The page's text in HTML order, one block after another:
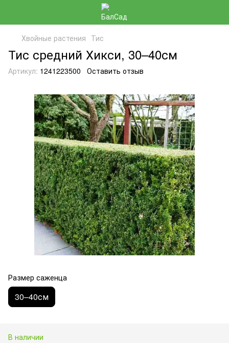
Хвойные растения Тис
Тис средний Хикси, 30–40см
Артикул: 1241223500 Оставить отзыв
Размер саженца
30–40см
В наличии